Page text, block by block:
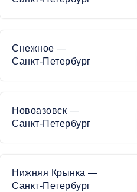
Снежное —
Санкт-Петербург
Новоазовск —
Санкт-Петербург
Нижняя Крынка —
Санкт-Петербург